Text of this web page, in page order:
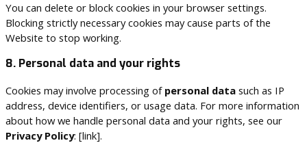
You can delete or block cookies in your browser settings.
Blocking strictly necessary cookies may cause parts of the
Website to stop working.
8. Personal data and your rights
Cookies may involve processing of personal datasuch as IP
address, device identifiers, or usage data. For more information
about how we handle personal data and your rights, see our
Privacy Policy: [link].